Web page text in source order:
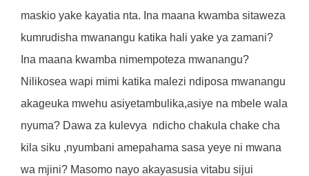
maskio yake kayatia nta. Ina maana kwamba sitaweza
kumrudisha mwanangu katika hali yake ya zamani?
Ina maana kwamba nimempoteza mwanangu?
Nilikosea wapi mimi katika malezi ndiposa mwanangu
akageuka mwehu asiyetambulika,asiye na mbele wala
nyuma? Dawa za kulevya ndicho chakula chake cha
kila siku ,nyumbani amepahama sasa yeye ni mwana
wa mjini? Masomo nayo akayasusia vitabu sijui